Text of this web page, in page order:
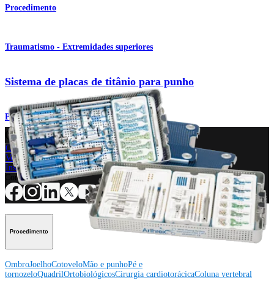
Procedimento
Traumatismo - Extremidades superiores
Sistema de placas de titânio para punho
Produto
Como podemos ajudar?
Contacte um representante
Veja eventos, laboratórios e oportunidades educacionais
Inscreva-se para receber: O que há de novo na Arthrex?
Conecte-se conosco
Procedimento
OmbroJoelhoCotoveloMão e punhoPé e
tornozeloQuadrilOrtobiológicosCirurgia cardiotorácicaColuna vertebral